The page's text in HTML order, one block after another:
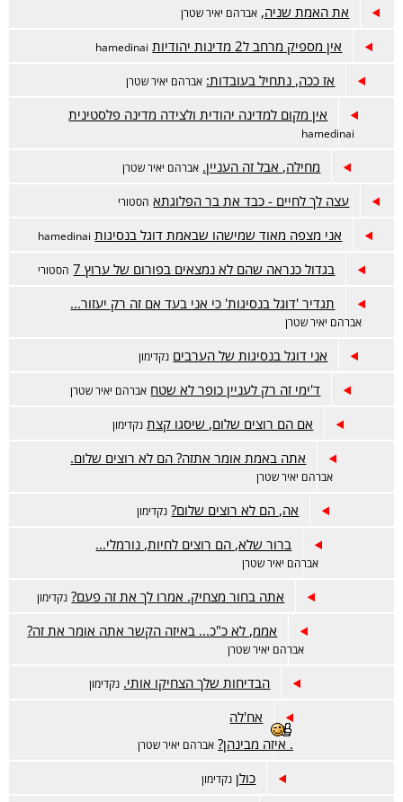
את האמת שניה, אברהם יאיר שטרן
אין מספיק מרחב ל2 מדינות יהודיות hamedinai
אז ככה, נתחיל בעובדות: אברהם יאיר שטרן
אין מקום למדינה יהודית ולצידה מדינה פלסטינית
hamedinai
מחילה, אבל זה העניין. אברהם יאיר שטרן
עצה לך לחיים - כבד את בר הפלוגתא הסטורי
אני מצפה מאוד שמישהו שבאמת דוגל בנסיגות hamedinai
בגדול כנראה שהם לא נמצאים בפורום של ערוץ 7 הסטורי
תגדיר 'דוגל בנסיגות' כי אני בעד אם זה רק יעזור...
אברהם יאיר שטרן
אני דוגל בנסיגות של הערבים נקדימון
ד'ימי זה רק לעניין כופר לא שטח אברהם יאיר שטרן
אם הם רוצים שלום, שיסגו קצת נקדימון
אתה באמת אומר אתזה? הם לא רוצים שלום.
אברהם יאיר שטרן
אה, הם לא רוצים שלום? נקדימון
ברור שלא, הם רוצים לחיות, נורמלי...
אברהם יאיר שטרן
אתה בחור מצחיק. אמרו לך את זה פעם? נקדימון
אממ, לא כ"כ... באיזה הקשר אתה אומר את זה?
אברהם יאיר שטרן
הבדיחות שלך הצחיקו אותי. נקדימון
אח'לה
. איזה מבינהן? אברהם יאיר שטרן
כולן נקדימון